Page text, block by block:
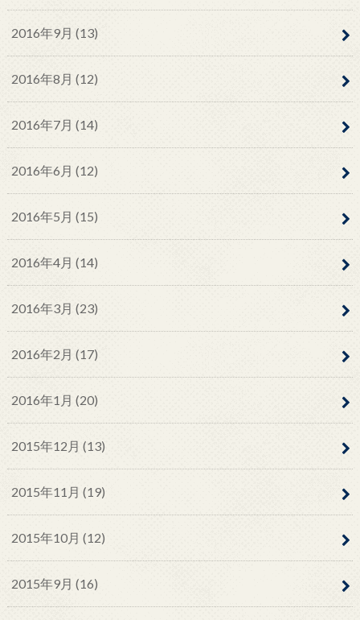
2016年9月 (13)
2016年8月 (12)
2016年7月 (14)
2016年6月 (12)
2016年5月 (15)
2016年4月 (14)
2016年3月 (23)
2016年2月 (17)
2016年1月 (20)
2015年12月 (13)
2015年11月 (19)
2015年10月 (12)
2015年9月 (16)